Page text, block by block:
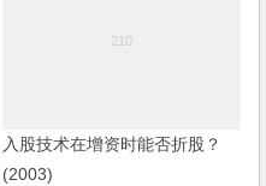
入股技术在增资时能否折股？
(2003)